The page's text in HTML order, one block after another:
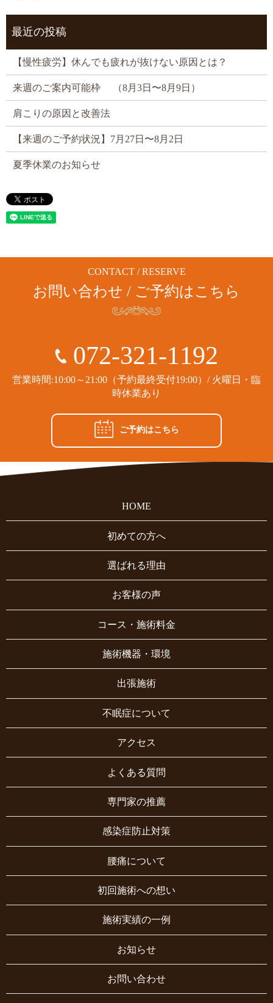
最近の投稿
【慢性疲労】休んでも疲れが抜けない原因とは？
来週のご案内可能枠 （8月3日〜8月9日）
肩こりの原因と改善法
【来週のご予約状況】7月27日〜8月2日
夏季休業のお知らせ
CONTACT / RESERVE
お問い合わせ / ご予約はこちら
072-321-1192
営業時間:10:00～21:00（予約最終受付19:00）/ 火曜日・臨
時休業あり
ご予約はこちら
HOME
初めての方へ
選ばれる理由
お客様の声
コース・施術料金
施術機器・環境
出張施術
不眠症について
アクセス
よくある質問
専門家の推薦
感染症防止対策
腰痛について
初回施術への想い
施術実績の一例
お知らせ
お問い合わせ